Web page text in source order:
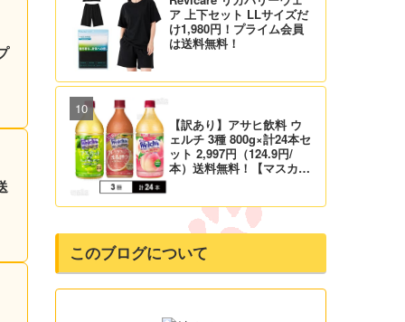
ア 上下セット LLサイズだ
け1,980円！プライム会員
は送料無料！
【訳あり】アサヒ飲料 ウ
ェルチ 3種 800g×計24本セ
ット 2,997円（124.9円/
本）送料無料！【マスカッ
このブログについて